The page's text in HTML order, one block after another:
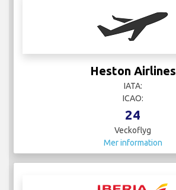
Heston Airlines
IATA:
ICAO:
24
Veckoflyg
Mer information